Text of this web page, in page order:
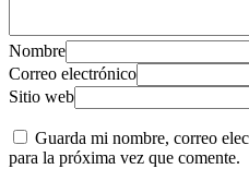
Nombre
Correo electrónico
Sitio web
Guarda mi nombre, correo
para la próxima vez que comente.